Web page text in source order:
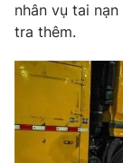
Tư vấn
Chuyên mục khác
Emagazine
Photo
nhân vụ tai nạn
tra thêm.